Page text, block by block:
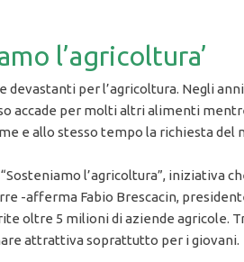
l’agricoltura’
devastanti per l’agricoltura. Negli
accade per molti altri alimenti
e allo stesso tempo la richiesta
l’agricoltura”, iniziativa
-afferma Fabio Brescacin,
oltre 5 milioni di aziende agricole.
attrattiva soprattutto per i giovani.